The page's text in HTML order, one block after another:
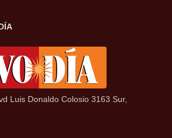
Luis Donaldo Colosio 3163 Sur,